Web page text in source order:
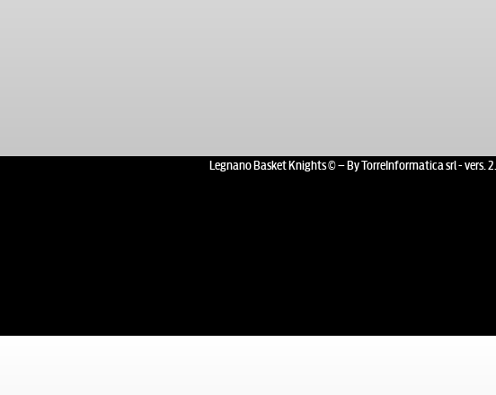
Legnano Basket Knights © – By TorreInformatica srl - vers.